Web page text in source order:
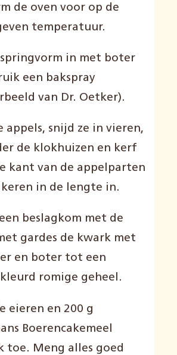
de oven voor op de
temperatuur.
in met boter
een bakspray
van Dr. Oetker).
appels, snijd ze in vieren,
de klokhuizen en kerf
kant van de appelparten
in de lengte in.
beslagkom met de
gardes de kwark met
en boter tot een
romige geheel.
eieren en 200 g
Boerencakemeel
toe. Meng alles goed